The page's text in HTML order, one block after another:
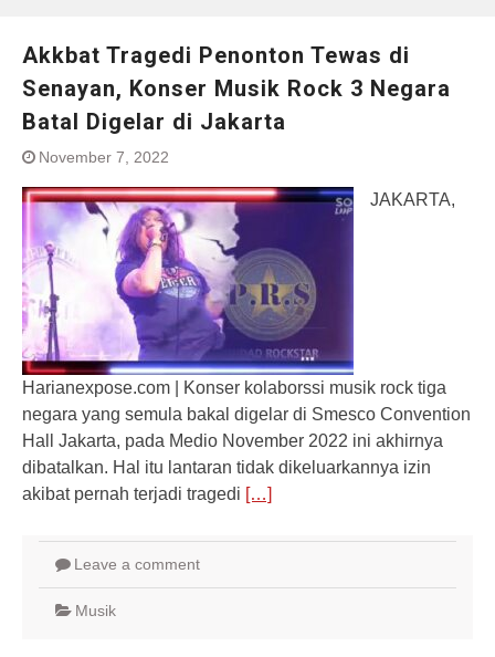
Akkbat Tragedi Penonton Tewas di
Senayan, Konser Musik Rock 3 Negara
Batal Digelar di Jakarta
November 7, 2022
JAKARTA,
Harianexpose.com | Konser kolaborssi musik rock tiga
negara yang semula bakal digelar di Smesco Convention
Hall Jakarta, pada Medio November 2022 ini akhirnya
dibatalkan. Hal itu lantaran tidak dikeluarkannya izin
akibat pernah terjadi tragedi […]
Leave a comment
Musik